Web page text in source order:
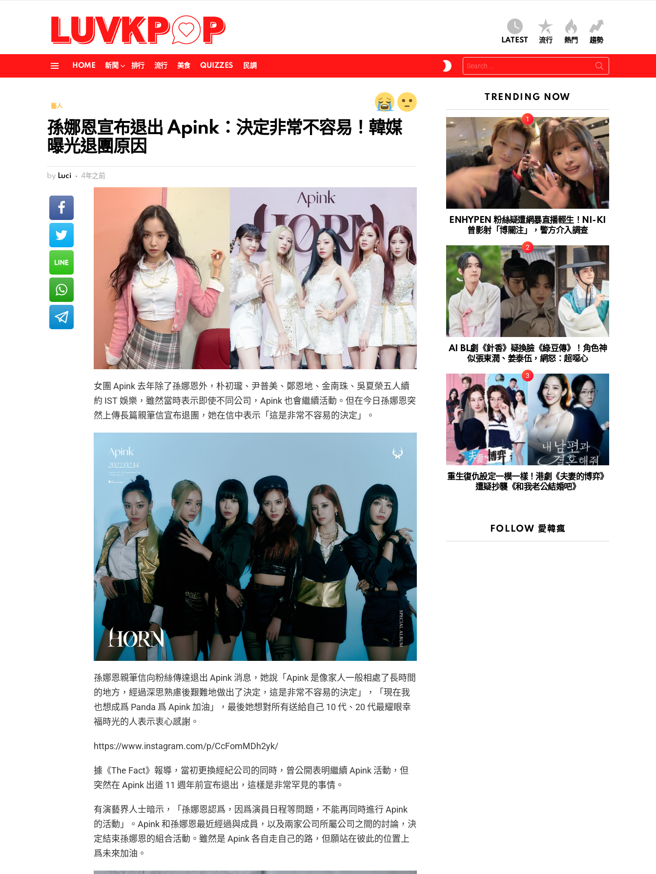
LATEST 流行 熱門 趨勢
HOME 新聞 排行 流行 美食 QUIZZES 民調
SKIN
Search
for:
藝人
孫娜恩宣布退出 Apink：決定非常不容易！韓媒
曝光退團原因
by Luci 4年之前
女團 Apink 去年除了孫娜恩外，朴初瓏、尹普美、鄭恩地、金南珠、吳夏榮五人續
約 IST 娛樂，雖然當時表示即使不同公司，Apink 也會繼續活動。但在今日孫娜恩突
然上傳長篇親筆信宣布退團，她在信中表示「這是非常不容易的決定」。
孫娜恩親筆信向粉絲傳達退出 Apink 消息，她說「Apink 是像家人一般相處了長時間
的地方，經過深思熟慮後艱難地做出了決定，這是非常不容易的決定」，「現在我
也想成爲 Panda 爲 Apink 加油」，最後她想對所有送給自己 10 代、20 代最耀眼幸
福時光的人表示衷心感謝。
https://www.instagram.com/p/CcFomMDh2yk/
據《The Fact》報導，當初更換經紀公司的同時，曾公開表明繼續 Apink 活動，但
突然在 Apink 出道 11 週年前宣布退出，這樣是非常罕見的事情。
有演藝界人士暗示，「孫娜恩認爲，因爲演員日程等問題，不能再同時進行 Apink
的活動」。Apink 和孫娜恩最近經過與成員，以及兩家公司所屬公司之間的討論，決
定結束孫娜恩的組合活動。雖然是 Apink 各自走自己的路，但願站在彼此的位置上
爲未來加油。
TRENDING NOW
ENHYPEN 粉絲疑遭網暴直播輕生！NI-KI
曾影射「博關注」，警方介入調查
AI BL劇《針香》疑換臉《綠豆傳》！角色神
似張東潤、姜泰伍，網怒：超噁心
重生復仇設定一模一樣！港劇《夫妻的博弈》
遭疑抄襲《和我老公結婚吧》
FOLLOW 愛韓瘋